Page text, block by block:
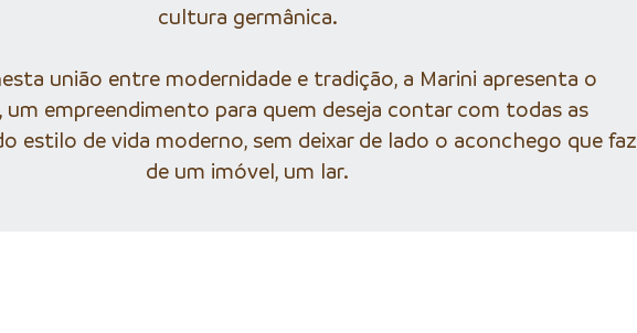
cultura germânica.
união entre modernidade e tradição, a Marini apresenta o
um empreendimento para quem deseja contar com todas as
estilo de vida moderno, sem deixar de lado o aconchego que faz
de um imóvel, um lar.